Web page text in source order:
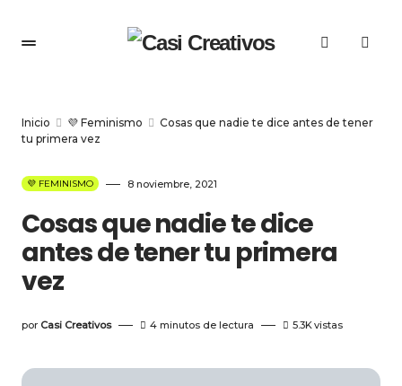
Inicio 💜 Feminismo
Cosas que nadie te dice antes de tener
tu primera vez
💜 FEMINISMO 8 noviembre, 2021
Cosas que nadie te dice
antes de tener tu primera
vez
por Casi Creativos 4 minutos de lectura 5.3Kvistas